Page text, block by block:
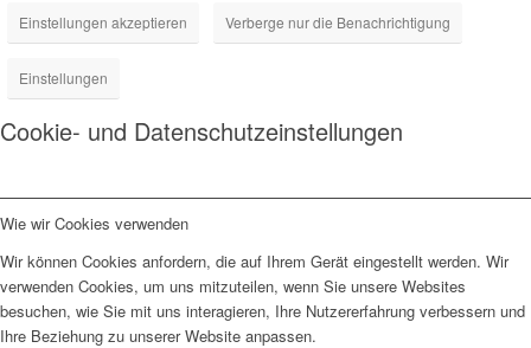
Einstellungen akzeptieren Verberge nur die Benachrichtigung
Einstellungen
Cookie- und Datenschutzeinstellungen
Wie wir Cookies verwenden
Wir können Cookies anfordern, die auf Ihrem Gerät eingestellt werden. Wir
verwenden Cookies, um uns mitzuteilen, wenn Sie unsere Websites
besuchen, wie Sie mit uns interagieren, Ihre Nutzererfahrung verbessern und
Ihre Beziehung zu unserer Website anpassen.